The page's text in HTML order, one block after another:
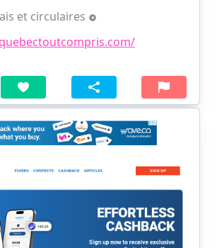
et circulaires